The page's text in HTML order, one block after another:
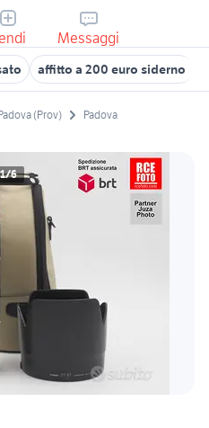
Messaggi
affitto a 200 euro siderno
(Prov) Padova
1/6